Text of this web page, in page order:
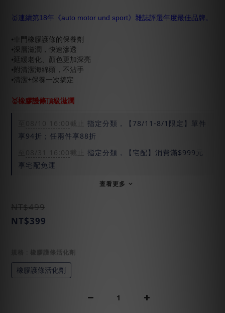
🥇連續第18年《auto motor und sport》雜誌評選年度最佳品牌。
⦁車門橡膠護條的保養劑
⦁深層滋潤，快速滲透
⦁延緩老化、顏色更加深亮
⦁附清潔海綿頭，不沾手
⦁清潔+保養一次搞定
🥇橡膠護條頂級滋潤
08/10 16:00 截止
指定分類，【78/11-8/1限定】單件
享94折；任兩件享88折
08/31 16:00 截止
指定分類，【宅配】消費滿$999元
享宅配免運
查看更多
NT$499
NT$399
: 橡膠護條活化劑
橡膠護條活化劑